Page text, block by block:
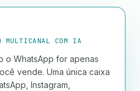
MULTICANAL COM IA
o WhatsApp for apenas
vende. Uma única caixa
Instagram,